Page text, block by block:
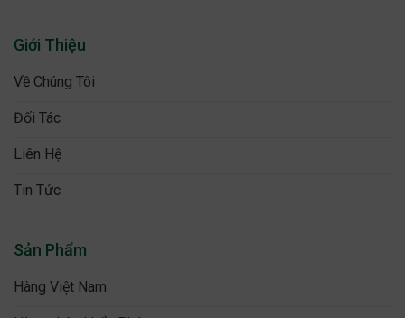
Giới Thiệu
Về Chúng Tôi
Đối Tác
Liên Hệ
Tin Tức
Sản Phẩm
Hàng Việt Nam